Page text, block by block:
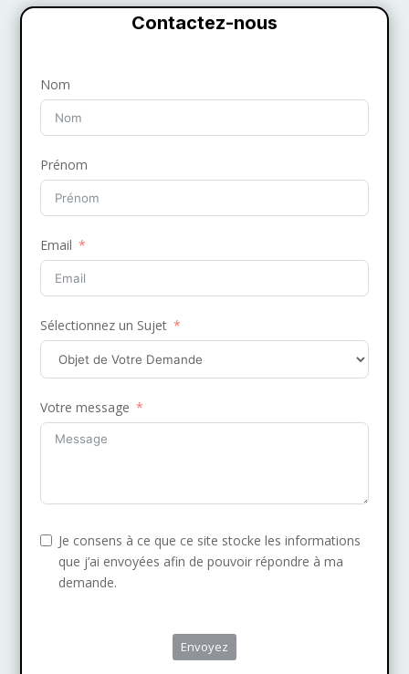
Contactez-nous
Nom
Prénom
Email
Sélectionnez un Sujet
Votre message
Je consens à ce que ce site stocke les informations
que j’ai envoyées afin de pouvoir répondre à ma
demande.
Envoyez